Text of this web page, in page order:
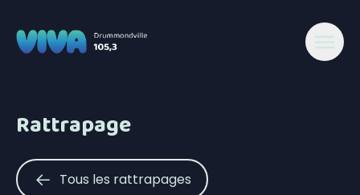
Rattrapage
Tous les rattrapages